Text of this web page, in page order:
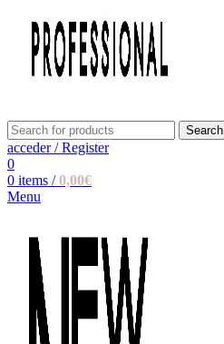
Search
acceder / Register
0
0 items / 0,00€
Menu